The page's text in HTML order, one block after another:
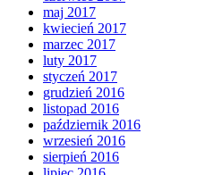
maj 2017
kwiecień 2017
marzec 2017
luty 2017
styczeń 2017
grudzień 2016
listopad 2016
październik 2016
wrzesień 2016
sierpień 2016